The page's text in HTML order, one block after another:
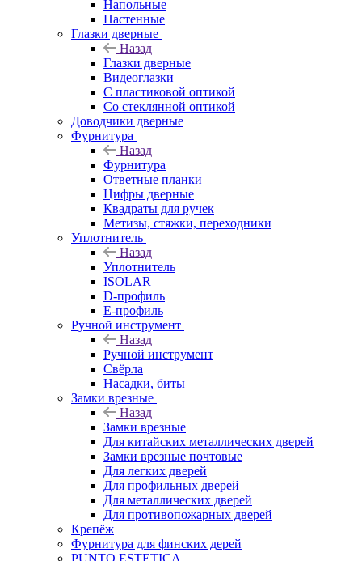
Напольные
Настенные
Глазки дверные
Назад
Глазки дверные
Видеоглазки
С пластиковой оптикой
Со стеклянной оптикой
Доводчики дверные
Фурнитура
Назад
Фурнитура
Ответные планки
Цифры дверные
Квадраты для ручек
Метизы, стяжки, переходники
Уплотнитель
Назад
Уплотнитель
ISOLAR
D-профиль
Е-профиль
Ручной инструмент
Назад
Ручной инструмент
Свёрла
Насадки, биты
Замки врезные
Назад
Замки врезные
Для китайских металлических дверей
Замки врезные почтовые
Для легких дверей
Для профильных дверей
Для металлических дверей
Для противопожарных дверей
Крепёж
Фурнитура для финских дерей
PUNTO ESTETICA